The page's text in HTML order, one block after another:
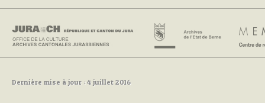
Dernière mise à jour : 4 juillet 2016